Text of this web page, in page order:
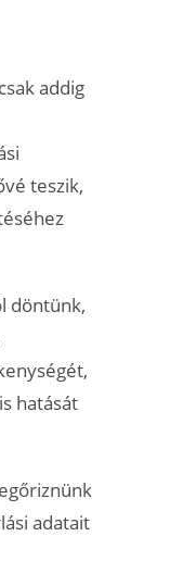
addig
teszik,
döntünk,
hatását
adatait